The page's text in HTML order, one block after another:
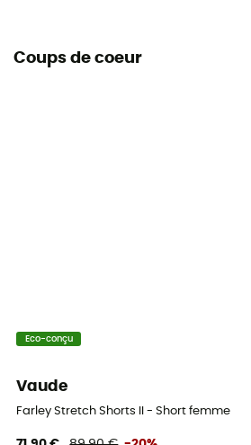
Coups de coeur
Eco-conçu
Vaude
Farley Stretch Shorts II - Short femme